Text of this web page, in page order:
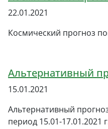
22.01.2021
Космический прогноз
Альтернативный
15.01.2021
Альтернативный
период 15.01-17.01.2021